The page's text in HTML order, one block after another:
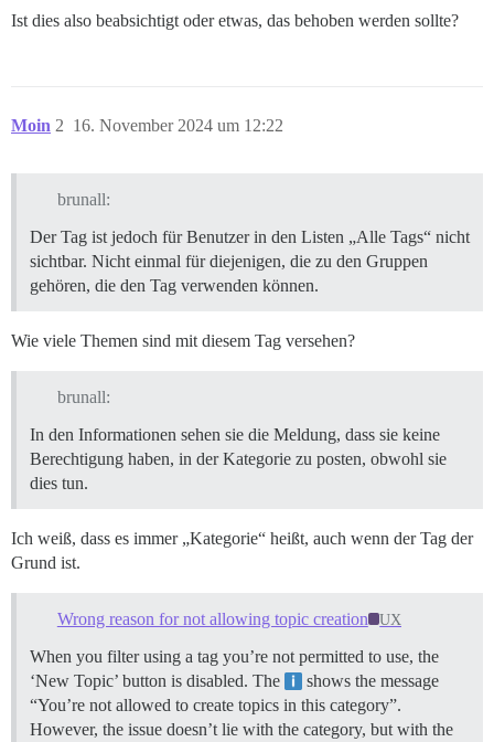
Ist dies also beabsichtigt oder etwas, das behoben werden sollte?
Moin 16. November 2024 um 12:22
2
brunall:
Der Tag ist jedoch für Benutzer in den Listen „Alle Tags“ nicht
sichtbar. Nicht einmal für diejenigen, die zu den Gruppen
gehören, die den Tag verwenden können.
Wie viele Themen sind mit diesem Tag versehen?
brunall:
In den Informationen sehen sie die Meldung, dass sie keine
Berechtigung haben, in der Kategorie zu posten, obwohl sie
dies tun.
Ich weiß, dass es immer „Kategorie“ heißt, auch wenn der Tag der
Grund ist.
Wrong reason for not allowing topic creation UX
When you filter using a tag you’re not permitted to use, the
‘New Topic’ button is disabled. The
shows the message
“You’re not allowed to create topics in this category”.
However, the issue doesn’t lie with the category, but with the